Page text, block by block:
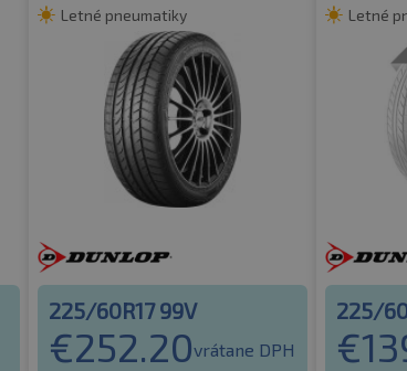
Letné pneumatiky
225/60R17 99V
€252.20vrátane DPH
Letné
225/
€